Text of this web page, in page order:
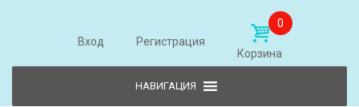
Вход Регистрация
0
Корзина